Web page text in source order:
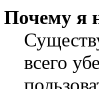
Почему я
всего